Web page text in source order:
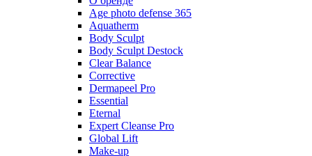
Age photo defense 365
Aquatherm
Body Sculpt
Body Sculpt Destock
Clear Balance
Corrective
Dermapeel Pro
Essential
Eternal
Expert Cleanse Pro
Global Lift
Make-up